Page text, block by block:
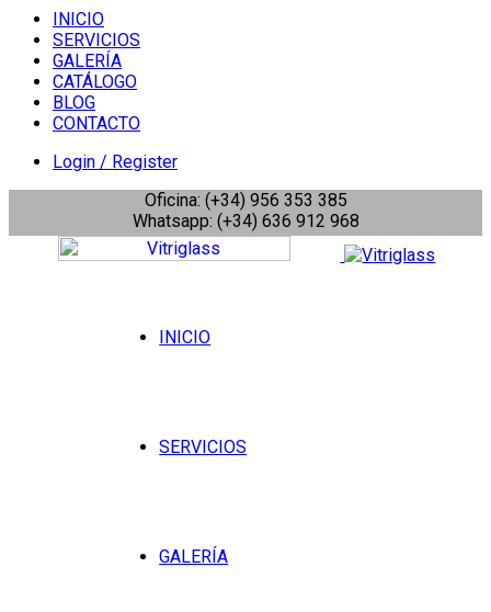
INICIO
SERVICIOS
GALERÍA
CATÁLOGO
BLOG
CONTACTO
Login / Register
Oficina: (+34) 956 353 385
Whatsapp: (+34) 636 912 968
INICIO
SERVICIOS
GALERÍA